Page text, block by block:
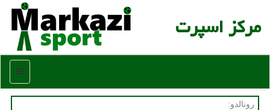
مركز اسپرت
منو
رونالدو: